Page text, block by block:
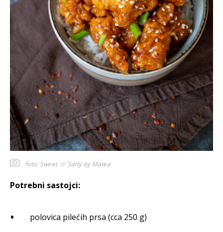
foto: Sweet 'n' Salty by Matea
Potrebni sastojci:
polovica pilećih prsa (cca 250 g)